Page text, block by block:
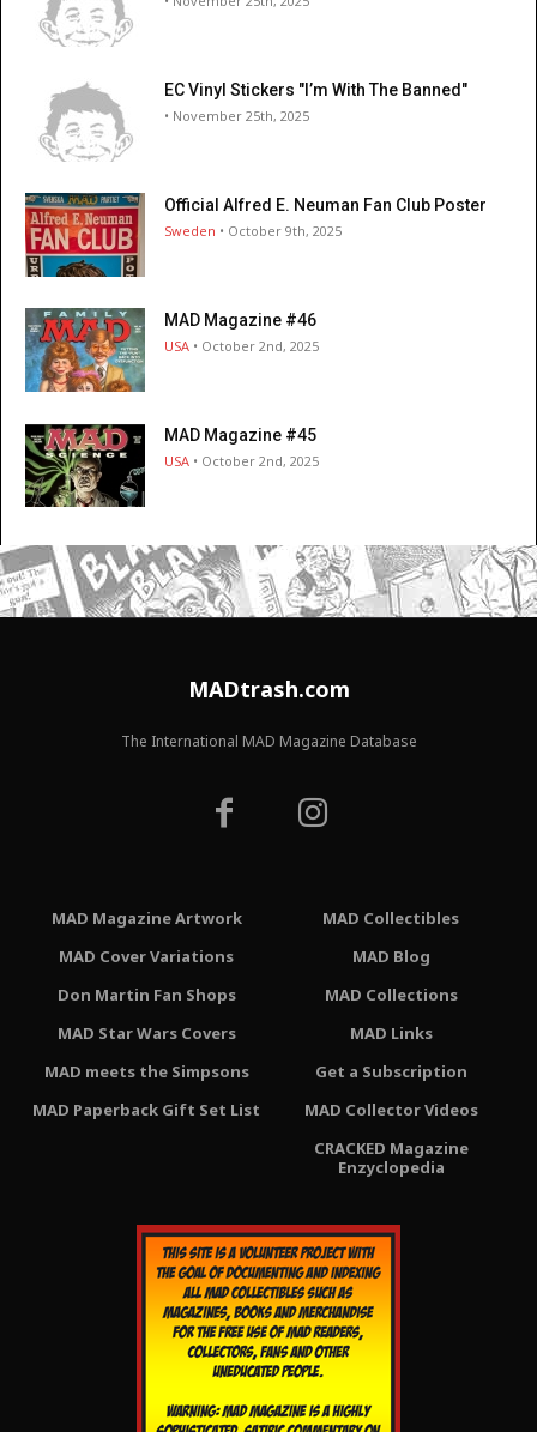
EC Vinyl Stickers "I’m With The Banned"
• November 25th, 2025
Official Alfred E. Neuman Fan Club Poster
Sweden • October 9th, 2025
MAD Magazine #46
USA • October 2nd, 2025
MAD Magazine #45
USA • October 2nd, 2025
MADtrash.com
The International MAD Magazine Database
MAD Magazine Artwork
MAD Cover Variations
Don Martin Fan Shops
MAD Star Wars Covers
MAD meets the Simpsons
MAD Paperback Gift Set List
MAD Collectibles
MAD Blog
MAD Collections
MAD Links
Get a Subscription
MAD Collector Videos
CRACKED Magazine
Enzyclopedia